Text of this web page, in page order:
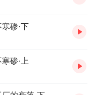
碜·下
碜·上